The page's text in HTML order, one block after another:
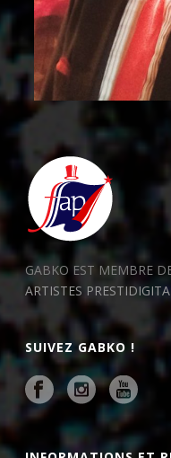
GABKO EST MEMBRE
ARTISTES
SUIVEZ GABKO !